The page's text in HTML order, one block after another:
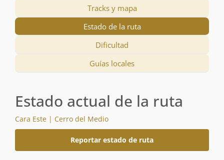
Tracks y mapa
Estado de la ruta
Dificultad
Guías locales
Estado actual de la ruta
Cara Este | Cerro del Medio
Reportar estado de ruta